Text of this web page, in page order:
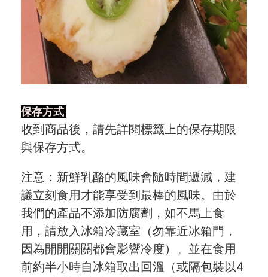
保存方式
收到商品後，請先詳閱標籤上的保存期限
與保存方式。
注意：新鮮乳酪的風味會隨時間遞減，建
議立刻食用才能享受到最棒的風味。由於
我們的產品不添加防腐劑，如不馬上食
用，請放入冰箱冷藏室（勿靠近冰箱門，
因為開開關關都會影響冷度）。並在食用
前約半小時自冰箱取出回溫（或隔包裝以4